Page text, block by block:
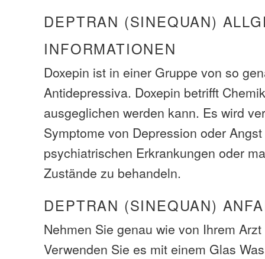
DEPTRAN (SINEQUAN)
INFORMATIONEN
Doxepin ist in einer Gruppe von so
Antidepressiva. Doxepin betrifft
ausgeglichen werden kann. Es wird
Symptome von Depression oder
psychiatrischen Erkrankungen oder
Zustände zu behandeln.
DEPTRAN (SINEQUAN)
Nehmen Sie genau wie von Ihrem
Verwenden Sie es mit einem Glas